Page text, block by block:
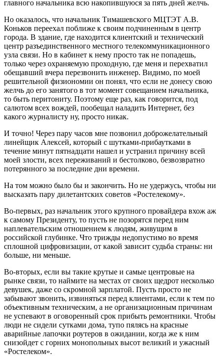
главного начальника всю накопившуюся за пять дней желчь.
Но оказалось, что начальник Тимашевского МЦТЭТ А.В.
Коньков переехал поближе к своим подчиненным в центр
города. В здание, где находится клиентский и технический
центр разъединственного местного телекоммуникационного
узла связи. Но в кабинет к нему просто так не попадешь,
только через охраняемую проходную, где меня и перехватил
обещавший вчера перезвонить инженер. Видимо, по моей
решительной физиономии он понял, что если не донесу свою
желчь до его занятого в тот момент совещанием начальника,
то быть перитониту. Поэтому еще раз, как говорится, под
салютом всех вождей, пообещал наладить Интернет, без
какого журналисту ну, просто никак.
И точно! Через пару часов мне позвонил доброжелательный
линейщик Алексей, который с шутками-прибаутками в
течение минут пятнадцати нашел и устранил причину всей
моей злости, всех переживаний и бестолково, безвозвратно
потерянного за последние дни времени.
На том можно было бы и закончить. Но не удержусь, чтобы ни
высказать пару дилетантских советов «Ростелекому».
Во-первых, раз начальник этого крупного провайдера вхож аж
к самому Президенту, то пусть не позорятся перед ним
наплевательским отношением к людям, живущим в
российской глубинке. Что трижды недопустимо во время
сплошной цифровизации, от какой зависит судьба страны: ни
больше, ни меньше.
Во-вторых, если вы такие крутые и самые центровые на
рынке связи, то наймите на местах от своих щедрот несколько
девушек, даже со скромной зарплатой. Пусть просто не
забывают звонить, извиняться перед клиентами, если к тем по
объективным техническим, а не организационным причинам
не успевают в оговоренный срок прибыть ремонтники. Чтобы
люди не сидели сутками дома, тупо пялясь на красные
аварийные лапочки роутеров в ожидании, когда же к ним
снизойдет с горних монопольных высот великий и ужасный
«Ростелеком».